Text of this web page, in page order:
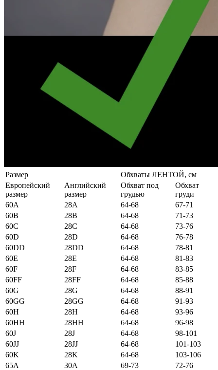
Размер
Обхваты ЛЕНТОЙ, см
Европейский
размер
Английский
размер
Обхват под
грудью
Обхват
груди
60А
28А 64-68
67-71
60B
28B 64-68
71-73
60C
28C 64-68
73-76
60D
28D 64-68
76-78
60DD
28DD 64-68
78-81
60E
28E 64-68
81-83
60F
28F 64-68
83-85
60FF
28FF 64-68
85-88
60G
28G 64-68
88-91
60GG
28GG 64-68
91-93
60H
28H 64-68
93-96
60HH
28HH 64-68
96-98
60J
28J 64-68
98-101
60JJ
28JJ 64-68
101-103
60K
28K 64-68
103-106
65А
30А 69-73
72-76